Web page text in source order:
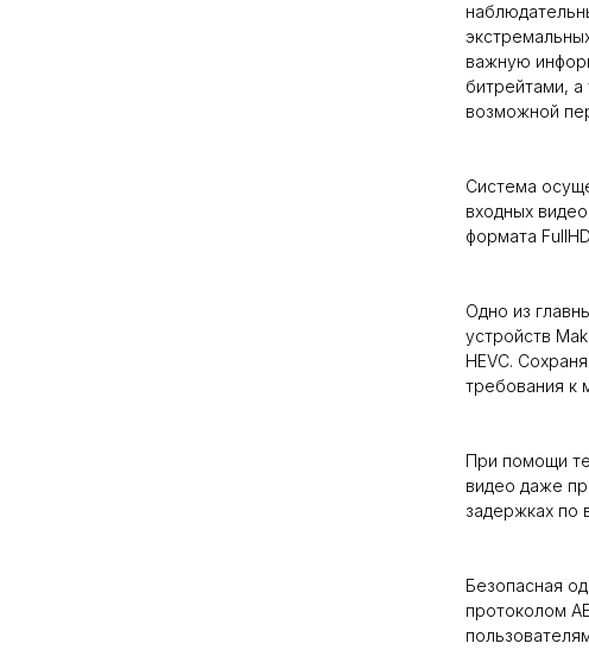
важную
битрейтами,
возможной
Система
входных
формата
Одно из
устройств
HEVC.
требования к
При помощи
видео даже
задержках по
Безопасная
протоколом